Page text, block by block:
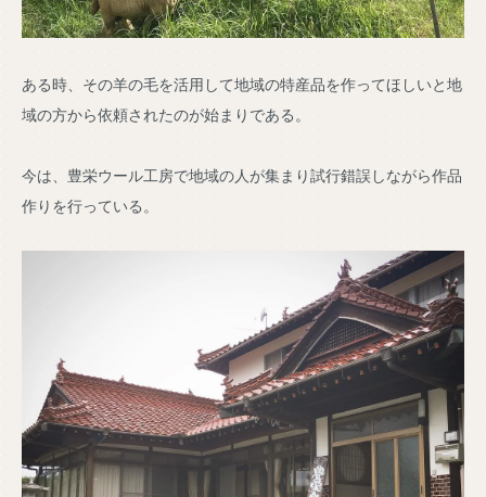
ある時、その羊の毛を活用して地域の特産品を作ってほしいと地
域の方から依頼されたのが始まりである。
今は、豊栄ウール工房で地域の人が集まり試行錯誤しながら作品
作りを行っている。